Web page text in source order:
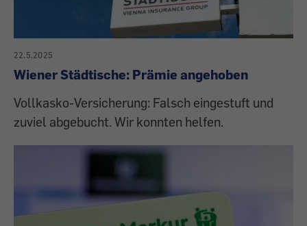
22.5.2025
Wiener Städtische: Prämie angehoben
Vollkasko-Versicherung: Falsch eingestuft und
zuviel abgebucht. Wir konnten helfen.